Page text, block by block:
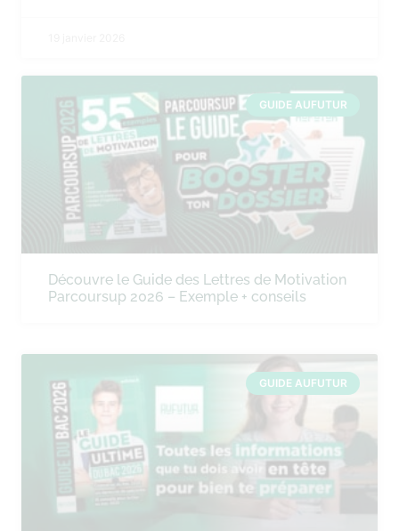
GUIDE AUFUTUR
Découvre le Guide des Lettres de Motivation
Parcoursup 2026 – Exemple + conseils
GUIDE AUFUTUR